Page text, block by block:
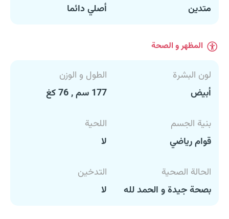
متدين
أصلي دائما
المظهر و الصحة
لون البشرة
أبيض
الطول و الوزن
177 سم , 76 كغ
بنية الجسم
قوام رياضي
اللحية
لا
الحالة الصحية
بصحة جيدة و الحمد لله
التدخين
لا